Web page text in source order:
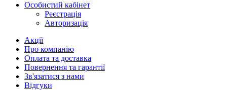
Особистий кабінет
Реєстрація
Авторизація
Акції
Про компанію
Оплата та доставка
Повернення та гарантії
Зв'язатися з нами
Відгуки